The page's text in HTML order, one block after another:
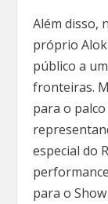
Além disso,
próprio
público a
fronteiras.
para o
especial do
para o